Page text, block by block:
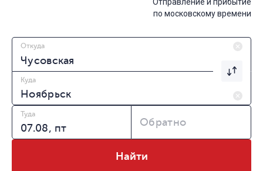
Отправление и прибытие
по московскому времени
Откуда
Куда
Туда
Обратно
Найти